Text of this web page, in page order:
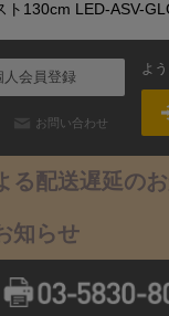
130cm LED-ASV-
人会員登録
お問い合わせ
よ
る配送遅延の
知らせ